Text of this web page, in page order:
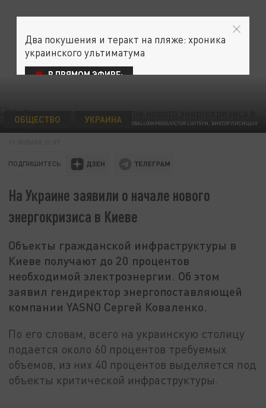
/GLOBALLOOKPRESS/VICTOR LISITSYN, ВИКТОР ЛИСИЦЫН
ОБЩЕСТВО УКРАИНА
ПОДПИШИТЕСЬ:
На Украине заявили о начале нового
энергокризиса в Киеве
Объекты гражданской инфраструктуры в
Киеве получают до 20 процентов
необходимой электроэнергии. Об этом
заявил гендиректор энергопоставляющей
компании YASNO Сергей Коваленко.
По его словам, всего на украинскую столицу
подается около 60 процентов требуемых
объемов, из них 40 процентов выделяется под
объекты критической инфраструктуры.
Два покушения и теракт на пляже: хроника
украинского ультиматума
В ПРЯМОМ ЭФИРЕ: